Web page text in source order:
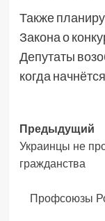
Также
Закона о
Депутаты
когда
записи
Предыдущий
Украинцы не
гражданства
Профсоюзы